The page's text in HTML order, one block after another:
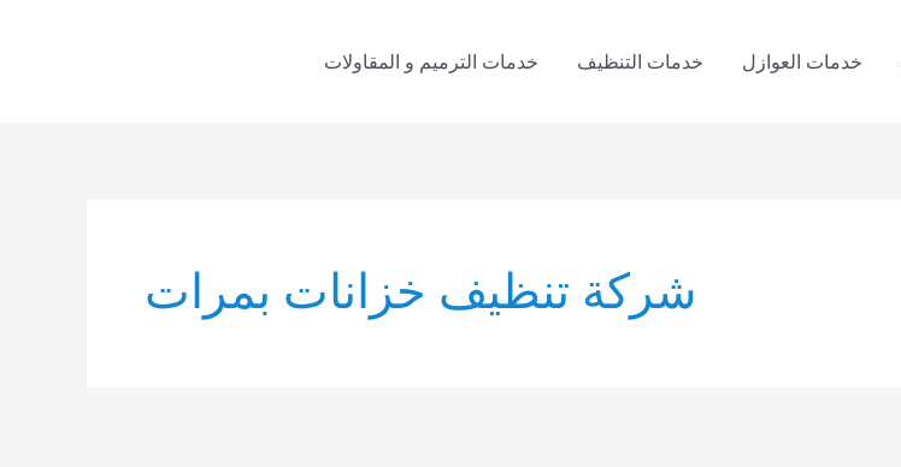
خدمات العوازل خدمات التنظيف خدمات الترميم و المقاولات
شركة تنظيف خزانات بمرات